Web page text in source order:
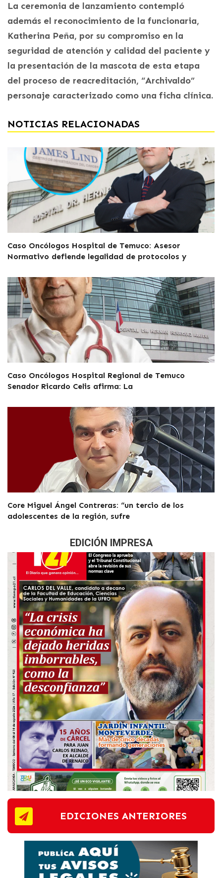
La ceremonia de lanzamiento contempló
además el reconocimiento de la funcionaria,
Katherina Peña, por su compromiso en la
seguridad de atención y calidad del paciente y
la presentación de la mascota de esta etapa
del proceso de reacreditación, “Archivaldo”
personaje caracterizado como una ficha clínica.
NOTICIAS RELACIONADAS
Caso Oncólogos Hospital de Temuco: Asesor
Normativo defiende legalidad de protocolos y
Caso Oncólogos Hospital Regional de Temuco
Senador Ricardo Celis afirma: La
Core Miguel Ángel Contreras: “un tercio de los
adolescentes de la región, sufre
EDICIÓN IMPRESA
EDICIONES ANTERIORES